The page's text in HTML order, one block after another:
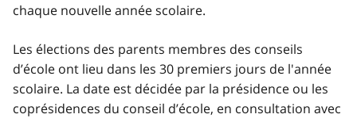
chaque nouvelle année scolaire.
Les élections des parents membres des conseils
d’école ont lieu dans les 30 premiers jours de l'année
scolaire. La date est décidée par la présidence ou les
coprésidences du conseil d’école, en consultation avec